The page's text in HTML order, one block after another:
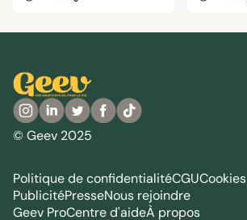
© Geev 2025
Politique de confidentialitéCGUCookies
PublicitéPresseNous rejoindre
Geev ProCentre d'aideÀ propos